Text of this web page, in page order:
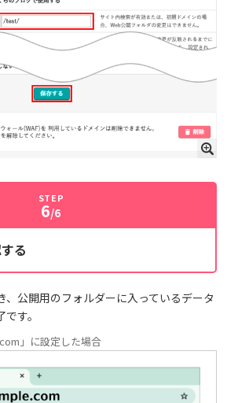
STEP
6/6
る
、公開用のフォルダーに入っているデータ
す。
」に設定した場合